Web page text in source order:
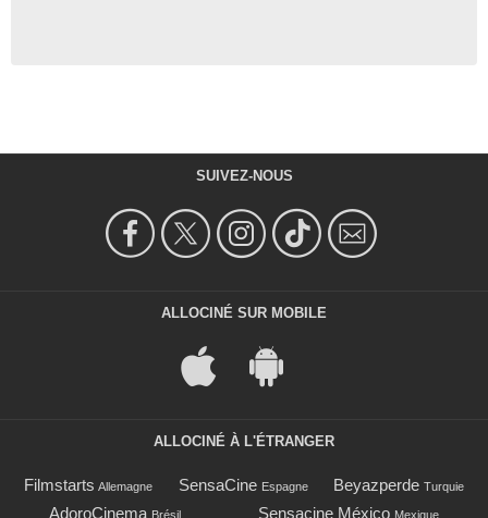
SUIVEZ-NOUS
ALLOCINÉ SUR MOBILE
ALLOCINÉ À L'ÉTRANGER
Filmstarts Allemagne SensaCine Espagne Beyazperde Turquie
AdoroCinema Brésil Sensacine México Mexique